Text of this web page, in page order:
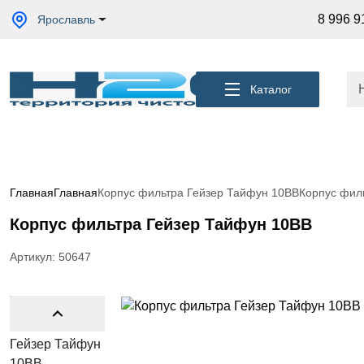
Ярославль 8 996
Каталог
Акции
скважины
Фильтры
коттеджа
Септики
для
Электрические
ГлавнаяГлавнаяКорпус фильтра Гейзер Тайфун 10ВВКорпус
Корпус фильтра Гейзер Тайфун 10ВВ
Артикул: 50647